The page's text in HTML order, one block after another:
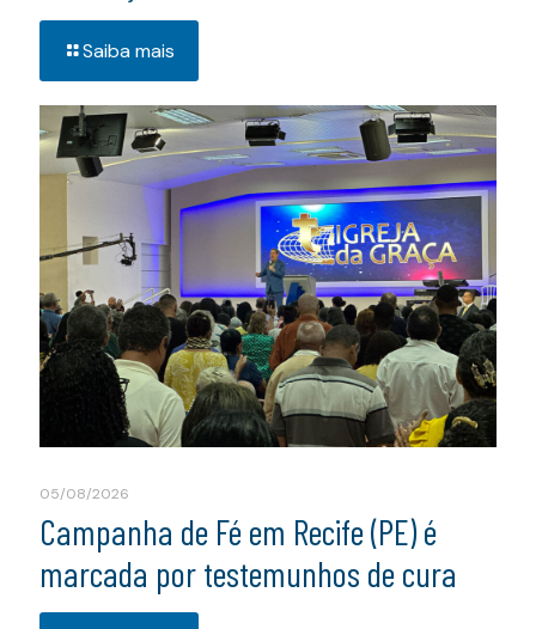
Saiba mais
05/08/2026
Campanha de Fé em Recife (PE) é
marcada por testemunhos de cura